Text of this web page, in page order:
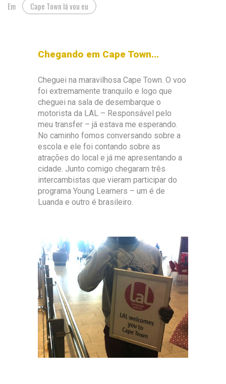
Em Cape Town lá vou eu
Chegando em Cape Town...
Cheguei na maravilhosa Cape Town. O voo
foi extremamente tranquilo e logo que
cheguei na sala de desembarque o
motorista da LAL – Responsável pelo
meu transfer – já estava me esperando.
No caminho fomos conversando sobre a
escola e ele foi contando sobre as
atrações do local e já me apresentando a
cidade. Junto comigo chegaram três
intercambistas que vieram participar do
programa Young Learners – um é de
Luanda e outro é brasileiro.